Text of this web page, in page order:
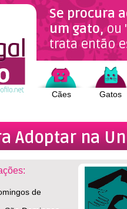
Se procura
um gato,ou
trata então
Cães Gatos
Adoptar na
de